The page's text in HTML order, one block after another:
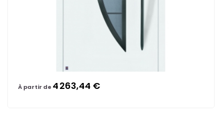
À partir de 4 263,44 €